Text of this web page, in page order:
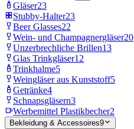
Gläser23
Stubby-Halter23
Beer Glasses22
Wein- und Champagnergläser20
Unzerbrechliche Brillen13
Glas Trinkgläser12
Trinkhalme5
Weingläser aus Kunststoff5
Getränke4
Schnapsgläsern3
Werbemittel Plastikbecher2
Bekleidung & Accessoires9